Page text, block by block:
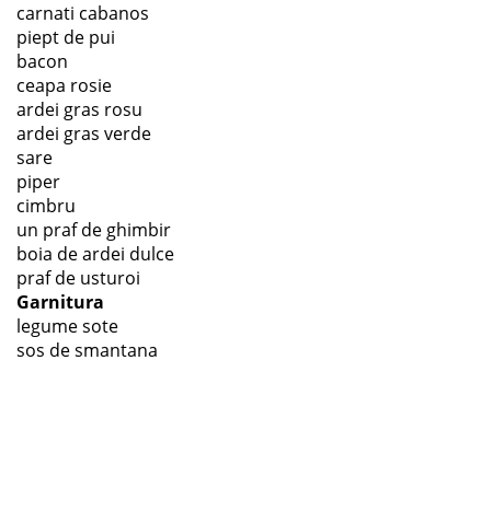
carnati cabanos
piept de pui
bacon
ceapa rosie
ardei gras rosu
ardei gras verde
sare
piper
cimbru
un praf de ghimbir
boia de ardei dulce
praf de usturoi
Garnitura
legume sote
sos de smantana